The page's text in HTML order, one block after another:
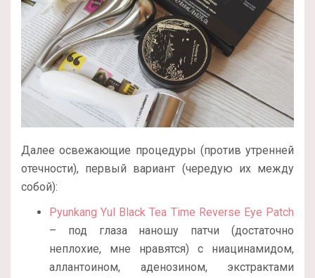
Далее освежающие процедуры (против утренней
отечности), первый вариант (чередую их между
собой):
Pyunkang Yul Black Tea Time Reverse Eye Patch
– под глаза наношу патчи (достаточно
неплохие, мне нравятся) с ниацинамидом,
аллантоином, аденозином, экстрактами